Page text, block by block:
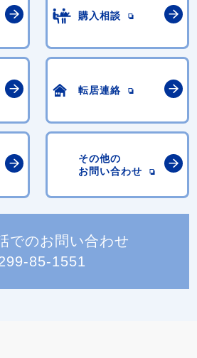
購入相談
転居連絡
その他の
お問い合わせ
でのお問い合わせ
85-1551